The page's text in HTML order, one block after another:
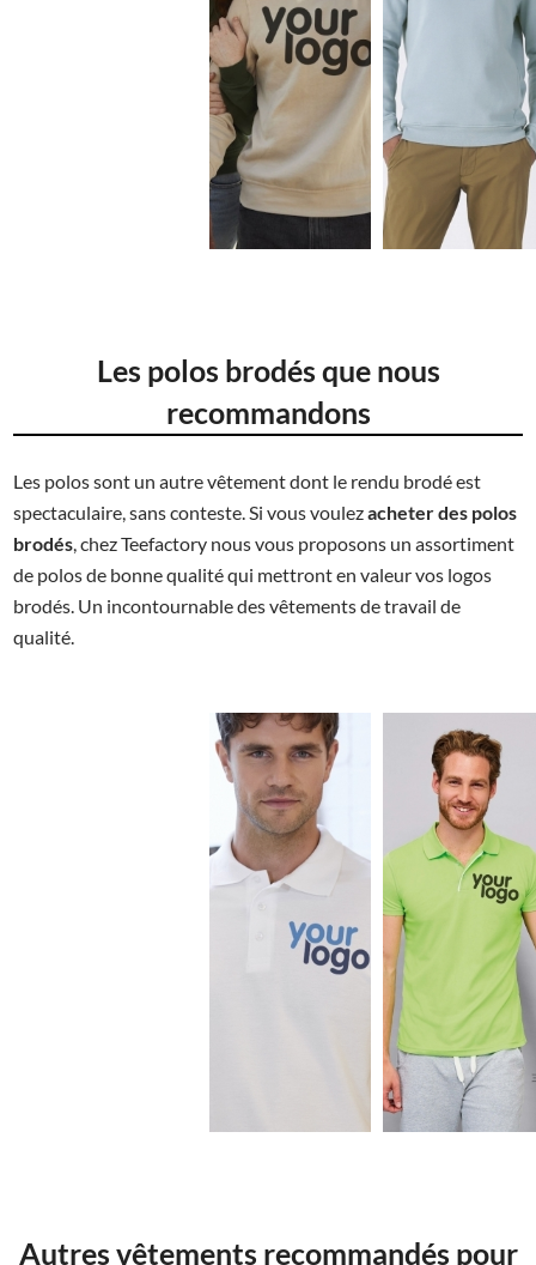
8.93€ 11.74€
Les polos brodés que nous
recommandons
Les polos sont un autre vêtement dont le rendu brodé est
spectaculaire, sans conteste. Si vous voulezacheter des polos
brodés, chez Teefactory nous vous proposons un assortiment
de polos de bonne qualité qui mettront en valeur vos logos
brodés. Un incontournable des vêtements de travail de
qualité.
5.88€
Autres vêtements recommandés pour